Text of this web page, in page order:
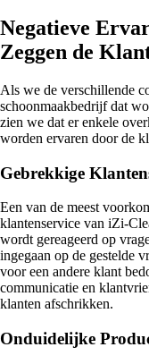
Negatieve
Zeggen de
Als we de verschillende
schoonmaakbedrijf dat
zien we dat er enkele
worden ervaren door de
Gebrekkige
Een van de meest
klantenservice van iZi-
wordt gereageerd op
ingegaan op de gestelde
voor een andere klant
communicatie en
klanten afschrikken.
Onduidelijke